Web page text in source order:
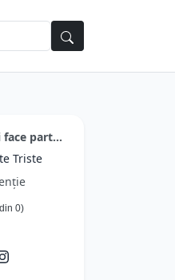
part...
Triste
0)